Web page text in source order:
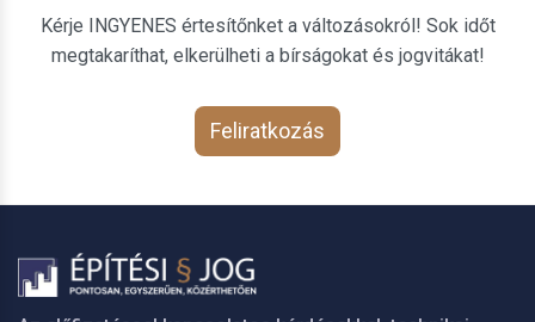
Kérje INGYENES értesítőnket a változásokról! Sok időt
megtakaríthat, elkerülheti a bírságokat és jogvitákat!
Feliratkozás